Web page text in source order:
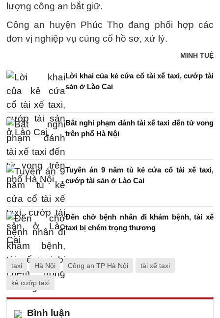
lượng công an bắt giữ.
Công an huyện Phúc Thọ đang phối hợp các
đơn vị nghiệp vụ củng cố hồ sơ, xử lý.
MINH TUỆ
Lời khai của kẻ cứa cổ tài xế taxi, cướp tài
sản ở Lào Cai
Bắt nghi phạm đánh tài xế taxi đến tử vong
trên phố Hà Nội
Tuyên án 9 năm tù kẻ cứa cổ tài xế taxi,
cướp tài sản ở Lào Cai
Đến chở bệnh nhân đi khám bệnh, tài xế
taxi bị chém trọng thương
taxi Hà Nội Công an TP Hà Nội tài xế taxi
kẻ cướp taxi
Bình luận